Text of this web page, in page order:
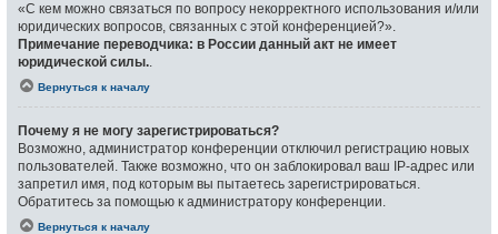
«С кем можно связаться по вопросу некорректного использования и/или
юридических вопросов, связанных с этой конференцией?».
Примечание переводчика: в России данный акт не имеет
юридической силы..
Вернуться к началу
Почему я не могу зарегистрироваться?
Возможно, администратор конференции отключил регистрацию новых
пользователей. Также возможно, что он заблокировал ваш IP-адрес или
запретил имя, под которым вы пытаетесь зарегистрироваться.
Обратитесь за помощью к администратору конференции.
Вернуться к началу